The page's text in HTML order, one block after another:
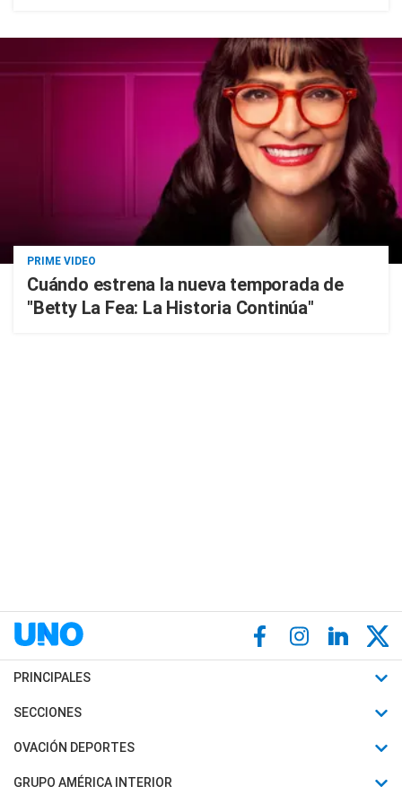
PRIME VIDEO
Cuándo estrena la nueva temporada de
"Betty La Fea: La Historia Continúa"
PRINCIPALES
Últimas Noticias
Política
SECCIONES
Horóscopo
Motores
OVACIÓN DEPORTES
Fútbol
GRUPO AMÉRICA INTERIOR